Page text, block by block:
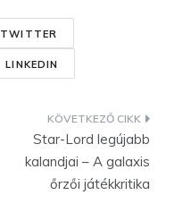
TWITTER
LINKEDIN
Star-Lord legújabb
kalandjai – A galaxis
őrzői játékkritika